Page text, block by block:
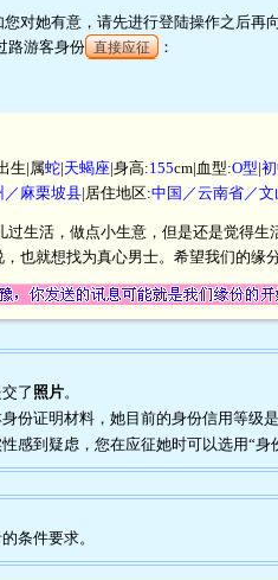
对她有意，请先进行登陆操作之后
路游客身份 直接应征 ：
生|属蛇|天蝎座|身高:155cm|血型:O型|
／麻栗坡县|居住地区:中国／云南省／
过生活，做点小生意，但是还是觉得
，也就想找为真心男士。希望我们的
了 照片。
份证明材料，她目前的身份信用等级
感到疑虑，您在应征她时可以选用“身
条件要求。